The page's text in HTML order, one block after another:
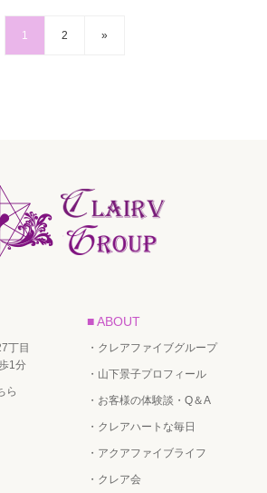
1 2 »
丁目
1分
ら
■ ABOUT
・クレアファイブグループ
・山下景子プロフィール
・お客様の体験談・Q＆A
・クレアハートな毎日
・アクアファイブライフ
・クレア会